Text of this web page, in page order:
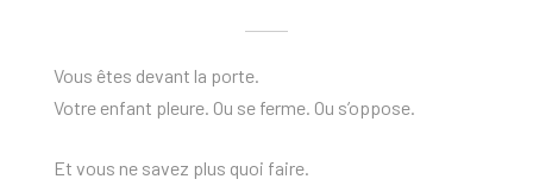
Vous êtes devant la porte.
Votre enfant pleure. Ou se ferme. Ou s’oppose.
Et vous ne savez plus quoi faire.